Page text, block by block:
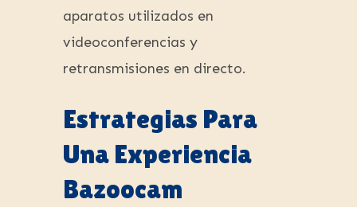
aparatos utilizados en
videoconferencias y
retransmisiones en directo.
Estrategias Para
Una Experiencia
Bazoocam